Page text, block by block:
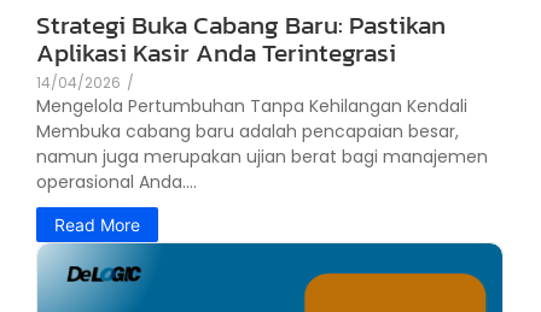
Strategi Buka Cabang Baru: Pastikan
Aplikasi Kasir Anda Terintegrasi
14/04/2026 /
Mengelola Pertumbuhan Tanpa Kehilangan Kendali
Membuka cabang baru adalah pencapaian besar,
namun juga merupakan ujian berat bagi manajemen
operasional Anda....
Read More